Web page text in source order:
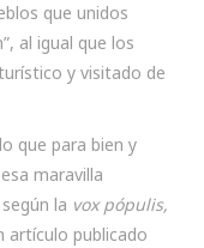
que unidos
al igual que los
y visitado de
que para bien y
maravilla
la vox pópulis,
artículo publicado